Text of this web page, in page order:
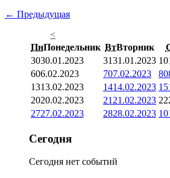
← Предыдущая
<
ПнПонедельник ВтВторник
3030.01.2023 3131.01.2023 1
606.02.2023 707.02.2023 8
1313.02.2023 1414.02.2023 15
2020.02.2023 21 21.02.2023 22
2727.02.2023 2828.02.2023 1
Сегодня
Сегодня нет событий